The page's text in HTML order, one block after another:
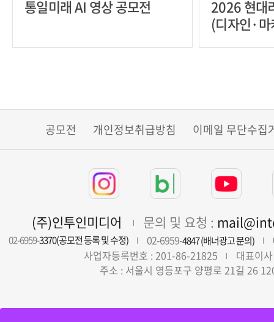
통일미래 AI 영상 공모전
2026 현대
(디자인·
공모전 개인정보취급방침 이메일 무단수집
(주)인투인미디어 문의 및 요청 :
02-6959-3370(공모전 등록 및 수정) 02-6959-4847 (배너광고 문의)
사업자등록번호 : 201-86-21825
대표이
주소 : 서울시 영등포구 양평로 21길 26